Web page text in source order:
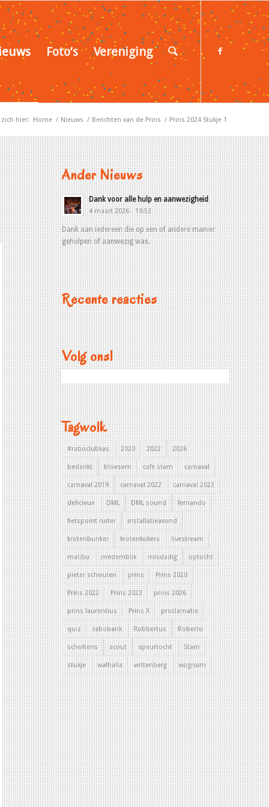
Foto’s Vereniging
hier: Home / Nieuws / Berichten van de Prins / Prins 2024 Stukje 1
Ander Nieuws
Dank voor alle hulp en aanwezigheid
4 maart 2026 - 19:53
Dank aan iedereen die op een of andere manier
geholpen of aanwezig was.
Recente reacties
Volg ons!
Tagwolk
#raboclubkas 2020 2022 2026
bedankt bloesem cafe stam carnaval
carnaval 2019 carnaval 2022 carnaval 2023
delicieux DML DML sound fernando
fietspoint ruiter installatieavond
krotenbunker krotenkokers livestream
malibu medemblik misdadig optocht
pieter schouten prins Prins 2020
Prins 2022 Prins 2023 prins 2026
prins laurentius Prins X proclamatie
quiz rabobank Robbertus Roberto
scholtens scout speurtocht Stam
stukje walhalla wittenberg wognum